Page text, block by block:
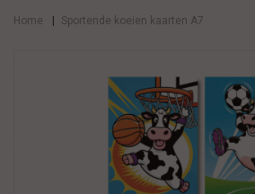
Home Sportende koeien kaarten A7